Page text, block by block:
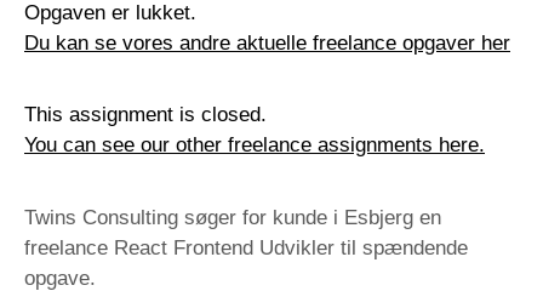
Opgaven er lukket.
Du kan se vores andre aktuelle freelance opgaver her
This assignment is closed.
You can see our other freelance assignments here.
Twins Consulting søger for kunde i Esbjerg en
freelance React Frontend Udvikler til spændende
opgave.